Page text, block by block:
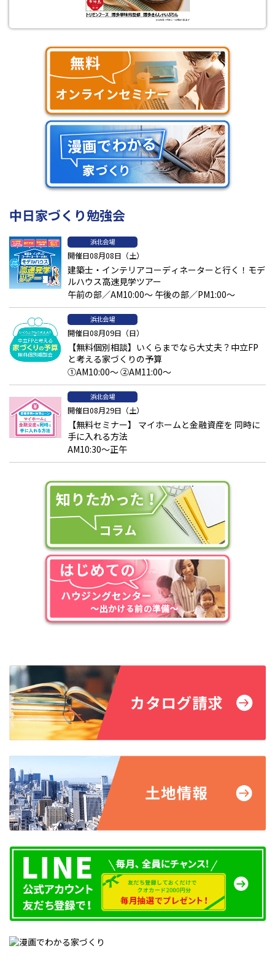
中日家づくり勉強会
浜北会場
開催日08月08日（土）
建築士・インテリアコーディネーターと行く！モデ
ルハウス高速見学ツアー
午前の部／AM10:00～ 午後の部／PM1:00～
浜北会場
開催日08月09日（日）
【無料個別相談】いくらまでなら大丈夫？中立FP
と考える家づくりの予算
①AM10:00～ ②AM11:00～
浜北会場
開催日08月29日（土）
【無料セミナー】 マイホームと金融資産を 同時に
手に入れる方法
AM10:30～正午